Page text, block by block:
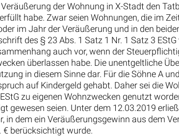
der Wohnung in X-Stadt den
habe. Zwar seien Wohnungen, die im
im Jahr der Veräußerung und in den
des § 23 Abs. 1 Satz 1 Nr. 1 Satz 3
auch vor, wenn der
überlassen habe. Die unentgeltliche
in diesem Sinne dar. Für die Söhne A
auf Kindergeld gehabt. Daher sei die
zu eigenen Wohnzwecken genutzt
gewesen seien. Unter dem 12.03.2019
dem ein Veräußerungsgewinn aus dem
berücksichtigt wurde.